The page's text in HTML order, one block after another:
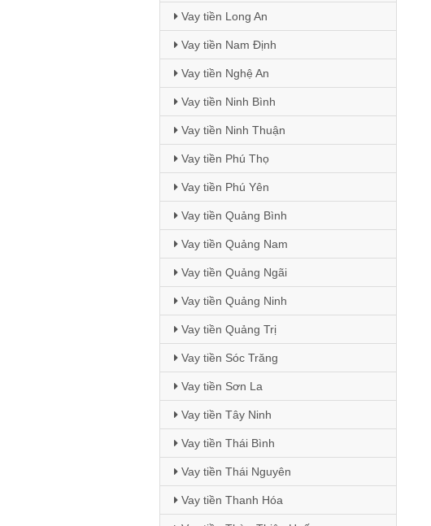
Vay tiền Long An
Vay tiền Nam Định
Vay tiền Nghệ An
Vay tiền Ninh Bình
Vay tiền Ninh Thuận
Vay tiền Phú Thọ
Vay tiền Phú Yên
Vay tiền Quảng Bình
Vay tiền Quảng Nam
Vay tiền Quảng Ngãi
Vay tiền Quảng Ninh
Vay tiền Quảng Trị
Vay tiền Sóc Trăng
Vay tiền Sơn La
Vay tiền Tây Ninh
Vay tiền Thái Bình
Vay tiền Thái Nguyên
Vay tiền Thanh Hóa